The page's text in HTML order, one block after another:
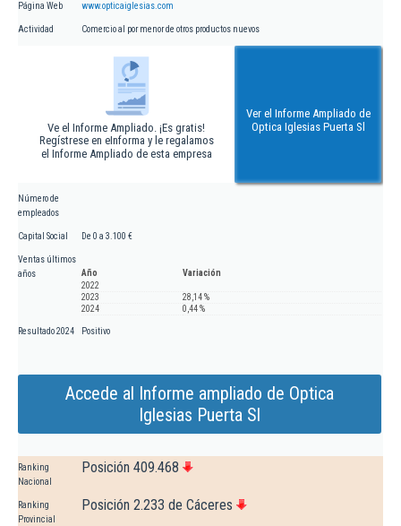
Página Web www.opticaiglesias.com
Actividad Comercio al por menor de otros productos nuevos
Ve el Informe Ampliado. ¡Es gratis!
Regístrese en eInforma y le regalamos
el Informe Ampliado de esta empresa
Ver el Informe Ampliado de
Optica Iglesias Puerta Sl
Número de
empleados
Capital Social De 0 a 3.100 €
Ventas últimos
años
Año
Variación
2022
2023
28,14 %
2024
0,44 %
Resultado 2024 Positivo
Accede al Informe ampliado de Optica
Iglesias Puerta Sl
Ranking
Nacional
Posición 409.468
Ranking
Provincial
Posición 2.233 de Cáceres